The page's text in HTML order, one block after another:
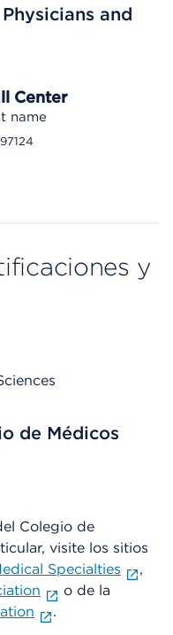
and
Center
name
y
de Médicos
Colegio de
visite los sitios
Specialties
,
o de la
.